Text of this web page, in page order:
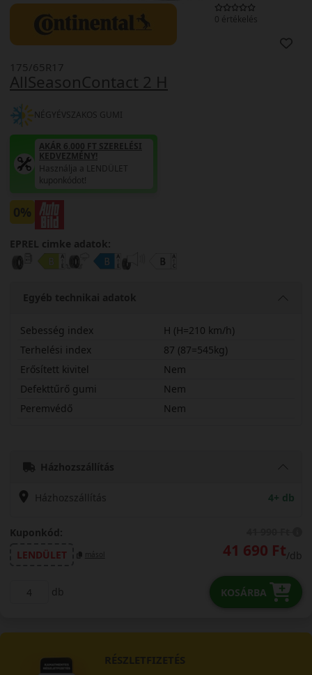
0 értékelés
AllSeasonContact 2 H
175/65R17
NÉGYÉVSZAKOS GUMI
AKÁR 6.000 FT SZERELÉSI
KEDVEZMÉNY!
Használja a LENDÜLET
kuponkódot!
0%
EPREL cimke adatok:
Egyéb technikai adatok
Sebesség index
H (H=210 km/h)
Terhelési index
87 (87=545kg)
Erősített kivitel
Nem
Defekttűrő gumi
Nem
Peremvédő
Nem
Házhozszállítás
Házhozszállítás 4+ db
Kuponkód:
LENDÜLET
másol 41 690 Ft/db
db KOSÁRBA
RÉSZLETFIZETÉS